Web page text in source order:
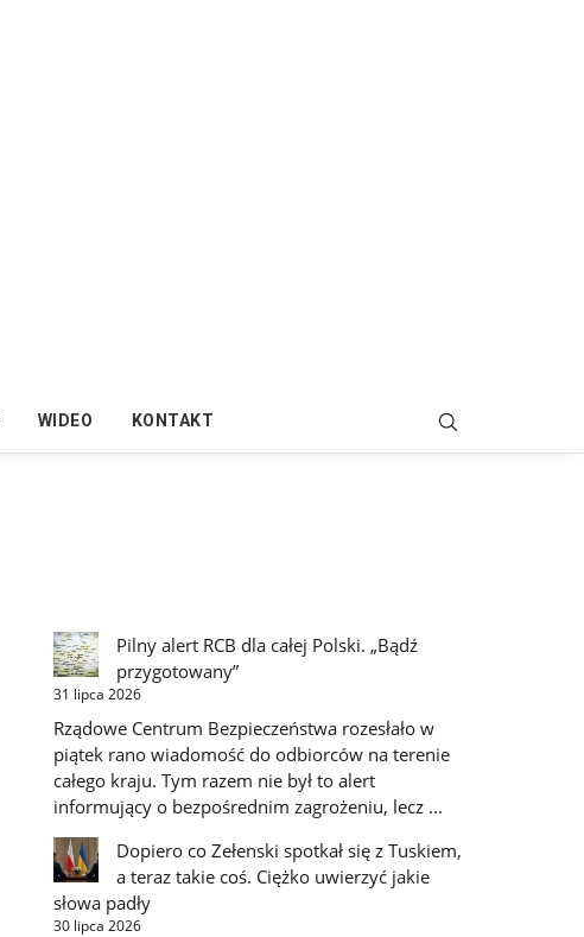
WIDEO KONTAKT
Pilny alert RCB dla całej Polski. „Bądź
przygotowany”
31 lipca 2026
Rządowe Centrum Bezpieczeństwa rozesłało w
piątek rano wiadomość do odbiorców na terenie
całego kraju. Tym razem nie był to alert
informujący o bezpośrednim zagrożeniu, lecz ...
Dopiero co Zełenski spotkał się z Tuskiem,
a teraz takie coś. Ciężko uwierzyć jakie
słowa padły
30 lipca 2026